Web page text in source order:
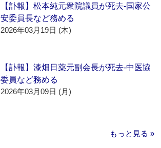
【訃報】松本純元衆院議員が死去‐国家公
安委員長など務める
2026年03月19日 (木)
【訃報】漆畑日薬元副会長が死去‐中医協
委員など務める
2026年03月09日 (月)
もっと見る »